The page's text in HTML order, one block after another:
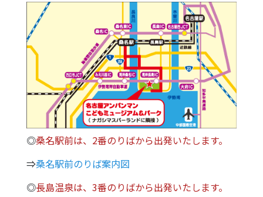
◎桑名駅前は、2番のりばから出発いたします。
⇒桑名駅前のりば案内図
◎長島温泉は、3番のりばから出発いたします。